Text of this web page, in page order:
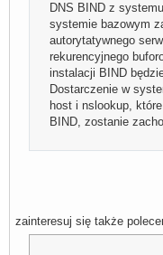
DNS BIND z
systemie bazowym
autorytatywnego
rekurencyjnego
instalacji BIND
Dostarczenie w
host i nslookup,
BIND, zostanie
zainteresuj się także